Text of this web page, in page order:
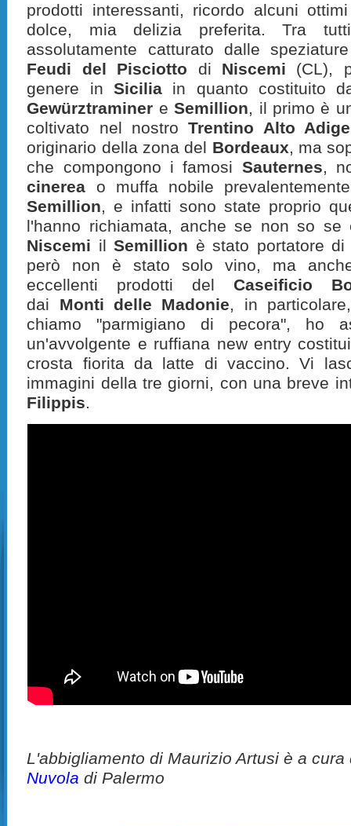
prodotti interessanti, ricordo alcuni
dolce, mia delizia preferita. Tra
assolutamente catturato dalle
Feudi del Pisciotto di Niscemi (CL),
genere inSicilia in quanto costituito
Gewürztraminer eSemillion, il primo è
coltivato nel nostroTrentino Alto Adige
originario della zona del Bordeaux, ma
che compongono i famosi Sauternes,
cinerea o muffa nobile
Semillion, e infatti sono state proprio
l'hanno richiamata, anche se non so se
Niscemi ilSemillion è stato portatore
però non è stato solo vino, ma
eccellenti prodotti del Caseificio
dai Monti delle Madonie, in
chiamo "parmigiano di pecora", ho
un'avvolgente e ruffiana new entry
crosta fiorita da latte di vaccino. Vi
immagini della tre giorni, con una breve
Filippis.
L'abbigliamento di Maurizio Artusi è a
Nuvola di Palermo